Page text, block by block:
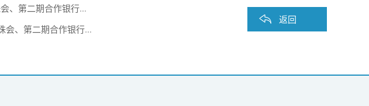
作银行第7期摇珠会）
合作银行第6期摇珠会）
返回